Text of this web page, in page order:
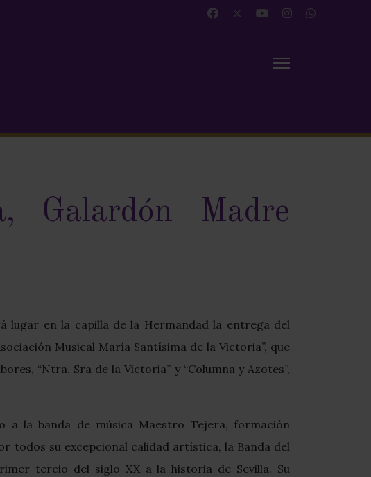
Galardón Madre
lugar en la capilla de la Hermandad la entrega del
Musical María Santísima de la Victoria”, que
“Ntra. Sra de la Victoria” y “Columna y Azotes”,
a la banda de música Maestro Tejera, formación
todos su excepcional calidad artística, la Banda del
tercio del siglo XX a la historia de Sevilla. Su